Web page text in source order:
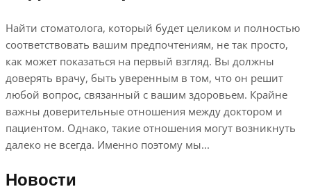
Найти стоматолога, который будет целиком и полностью
соответствовать вашим предпочтениям, не так просто,
как может показаться на первый взгляд. Вы должны
доверять врачу, быть уверенным в том, что он решит
любой вопрос, связанный с вашим здоровьем. Крайне
важны доверительные отношения между доктором и
пациентом. Однако, такие отношения могут возникнуть
далеко не всегда. Именно поэтому мы...
Новости